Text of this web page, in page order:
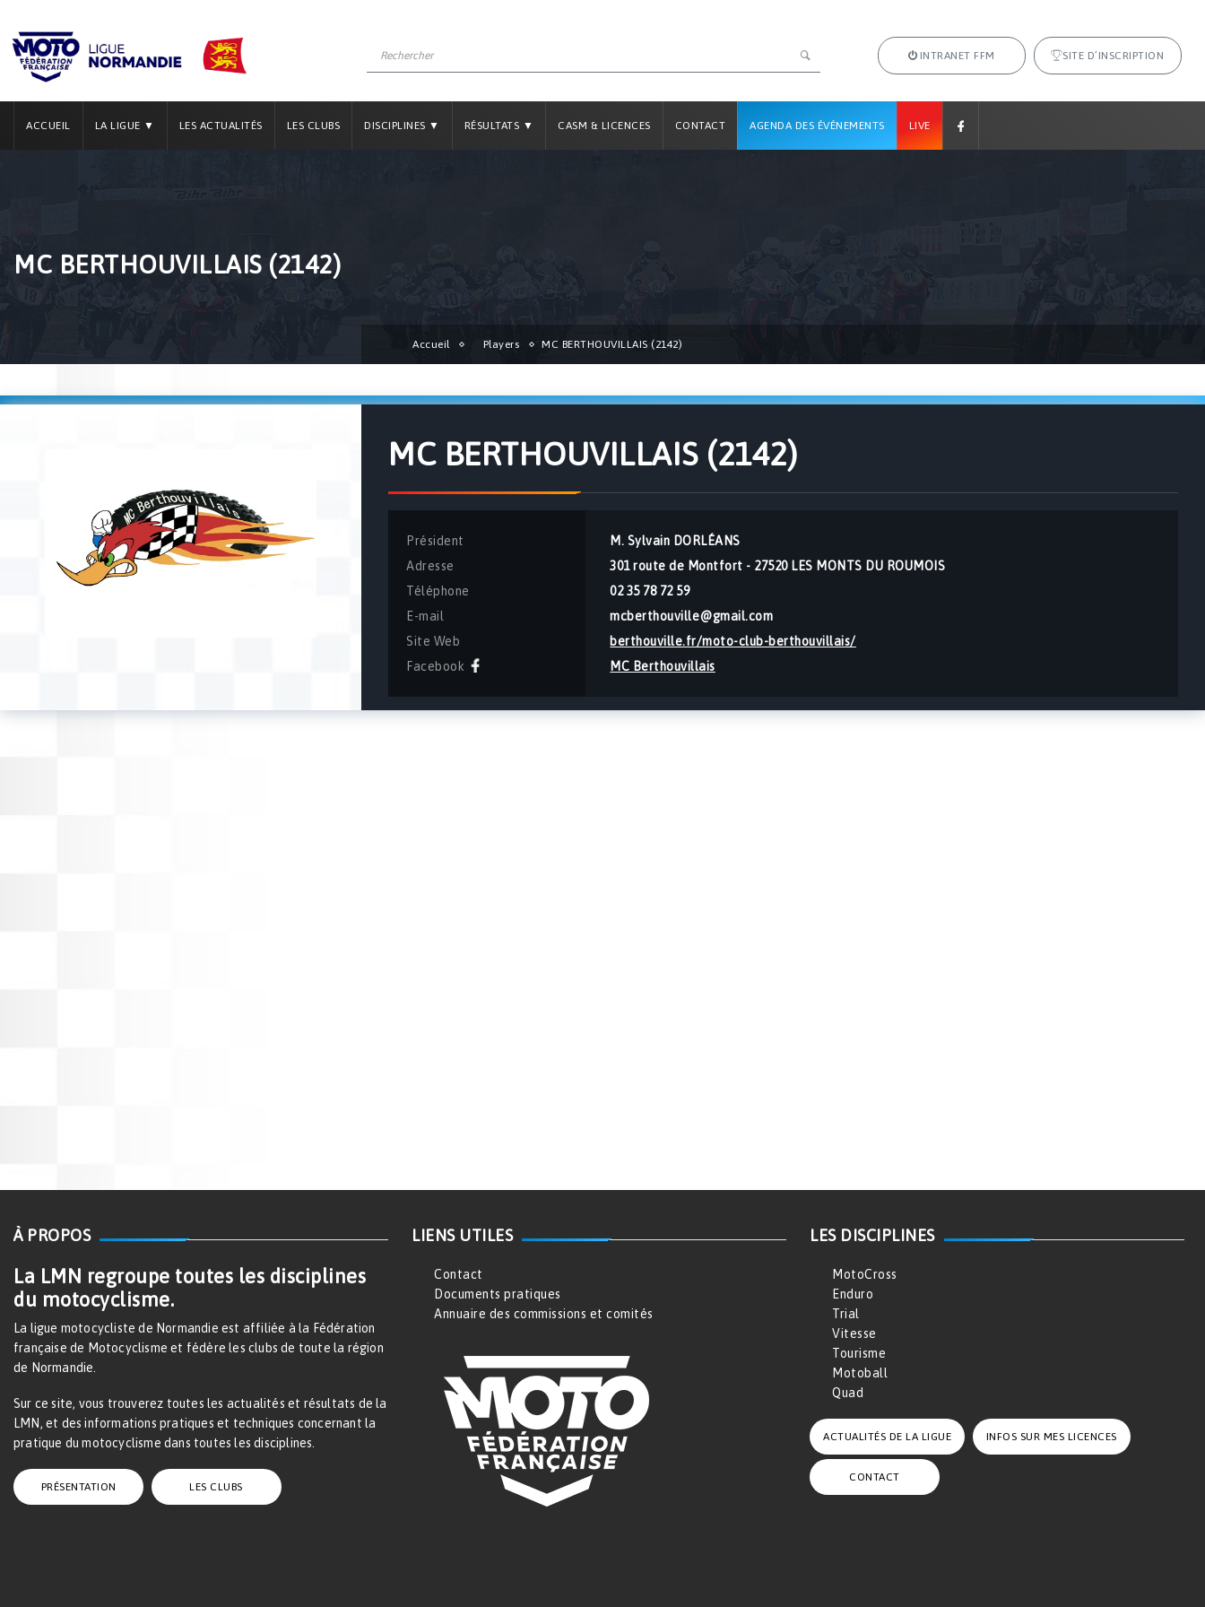
INTRANET FFM SITE D’INSCRIPTION
ACCUEIL LA LIGUE ▼ LES ACTUALITÉS LES CLUBS DISCIPLINES ▼ RÉSULTATS ▼ CASM & LICENCES CONTACT AGENDA DES ÉVÉNEMENTS LIVE
MC BERTHOUVILLAIS (2142)
Accueil Players MC BERTHOUVILLAIS (2142)
MC BERTHOUVILLAIS (2142)
Président
Adresse
Téléphone
E-mail
Site Web
Facebook
M. Sylvain DORLÉANS
301 route de Montfort - 27520 LES MONTS DU ROUMOIS
02 35 78 72 59
mcberthouville@gmail.com
berthouville.fr/moto-club-berthouvillais/
MC Berthouvillais
À PROPOS
La LMN regroupe toutes les disciplines
du motocyclisme.
La ligue motocycliste de Normandie est affiliée à la Fédération
française de Motocyclisme et fédère les clubs de toute la région
de Normandie.
Sur ce site, vous trouverez toutes les actualités et résultats de la
LMN, et des informations pratiques et techniques concernant la
pratique du motocyclisme dans toutes les disciplines.
PRÉSENTATION LES CLUBS
LIENS UTILES
Contact
Documents pratiques
Annuaire des commissions et comités
LES DISCIPLINES
MotoCross
Enduro
Trial
Vitesse
Tourisme
Motoball
Quad
ACTUALITÉS DE LA LIGUE INFOS SUR MES LICENCES
CONTACT